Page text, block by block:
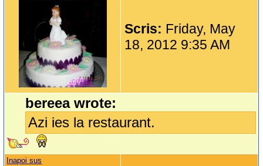
Scris: Friday, May
18, 2012 9:35 AM
bereea wrote:
Azi ies la restaurant.
Inapoi sus